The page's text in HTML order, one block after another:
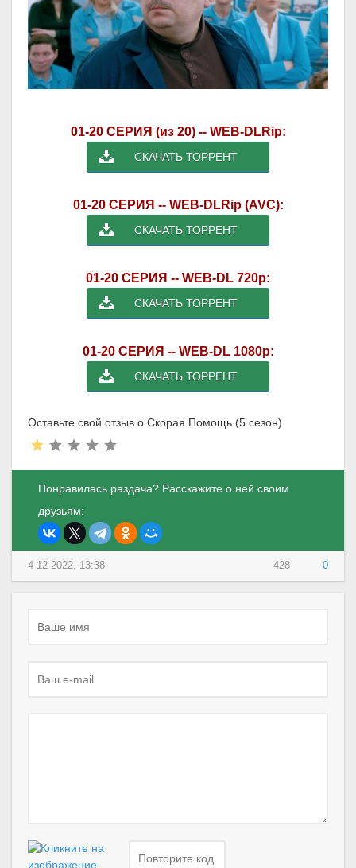
01-20 СЕРИЯ (из 20) -- WEB-DLRip:
СКАЧАТЬ ТОРРЕНТ
01-20 СЕРИЯ -- WEB-DLRip (AVC):
СКАЧАТЬ ТОРРЕНТ
01-20 СЕРИЯ -- WEB-DL 720p:
СКАЧАТЬ ТОРРЕНТ
01-20 СЕРИЯ -- WEB-DL 1080p:
СКАЧАТЬ ТОРРЕНТ
Оставьте свой отзыв о Скорая Помощь (5 сезон)
Понравилась раздача? Расскажите о ней своим
друзьям:
428 0
4-12-2022, 13:38